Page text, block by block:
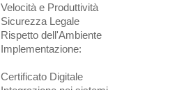
Velocità e Produttività
Sicurezza Legale
Rispetto dell'Ambiente
Implementazione:
Certificato Digitale